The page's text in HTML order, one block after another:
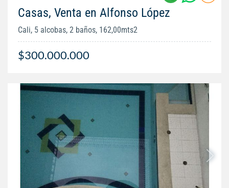
Casas, Venta en Alfonso López
Cali, 5 alcobas, 2 baños, 162,00mts2
$300.000.000